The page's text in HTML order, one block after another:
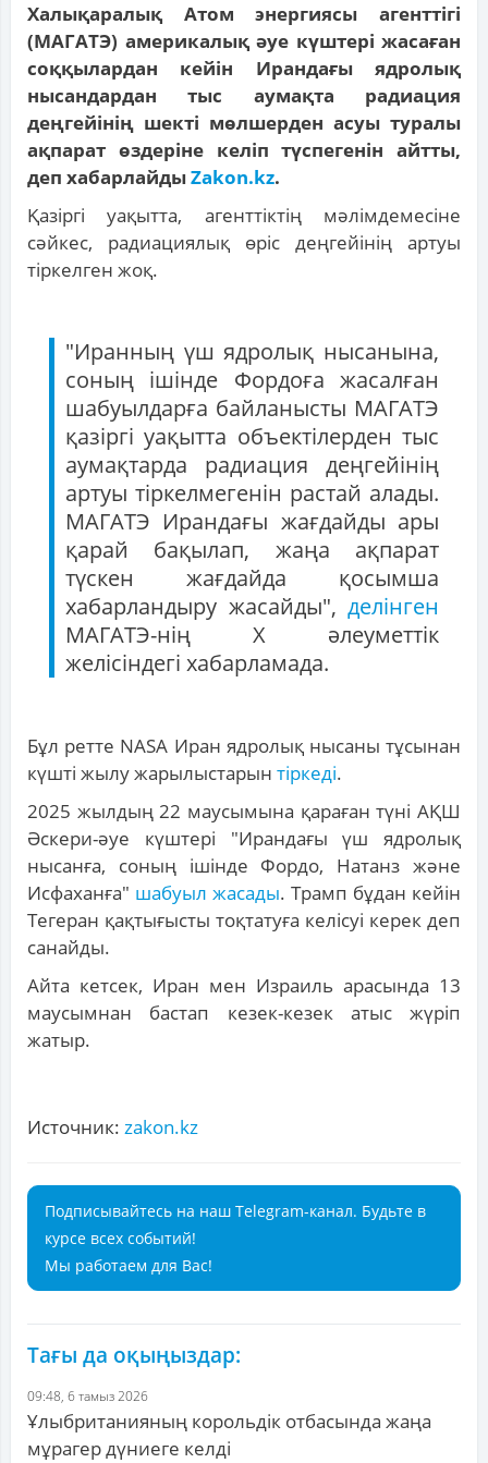
Халықаралық Атом энергиясы агенттігі
(МАГАТЭ) америкалық әуе күштері жасаған
соққылардан кейін Ирандағы ядролық
нысандардан тыс аумақта радиация
деңгейінің шекті мөлшерден асуы туралы
ақпарат өздеріне келіп түспегенін айтты,
деп хабарлайдыZakon.kz.
Қазіргі уақытта, агенттіктің мәлімдемесіне
сәйкес, радиациялық өріс деңгейінің артуы
тіркелген жоқ.
"Иранның үш ядролық нысанына,
соның ішінде Фордоға жасалған
шабуылдарға байланысты МАГАТЭ
қазіргі уақытта объектілерден тыс
аумақтарда радиация деңгейінің
артуы тіркелмегенін растай алады.
МАГАТЭ Ирандағы жағдайды ары
қарай бақылап, жаңа ақпарат
түскен жағдайда қосымша
хабарландыру жасайды", делінген
МАГАТЭ-нің Х әлеуметтік
желісіндегі хабарламада.
Бұл ретте NASA Иран ядролық нысаны тұсынан
күшті жылу жарылыстарын тіркеді.
2025 жылдың 22 маусымына қараған түні АҚШ
Әскери-әуе күштері "Ирандағы үш ядролық
нысанға, соның ішінде Фордо, Натанз және
Исфаханға" шабуыл жасады. Трамп бұдан кейін
Тегеран қақтығысты тоқтатуға келісуі керек деп
санайды.
Айта кетсек, Иран мен Израиль арасында 13
маусымнан бастап кезек-кезек атыс жүріп
жатыр.
Источник: zakon.kz
Подписывайтесь на наш Telegram-канал. Будьте в
курсе всех событий!
Мы работаем для Вас!
Тағы да оқыңыздар:
09:48, 6 тамыз 2026
Ұлыбританияның корольдік отбасында жаңа
мұрагер дүниеге келді